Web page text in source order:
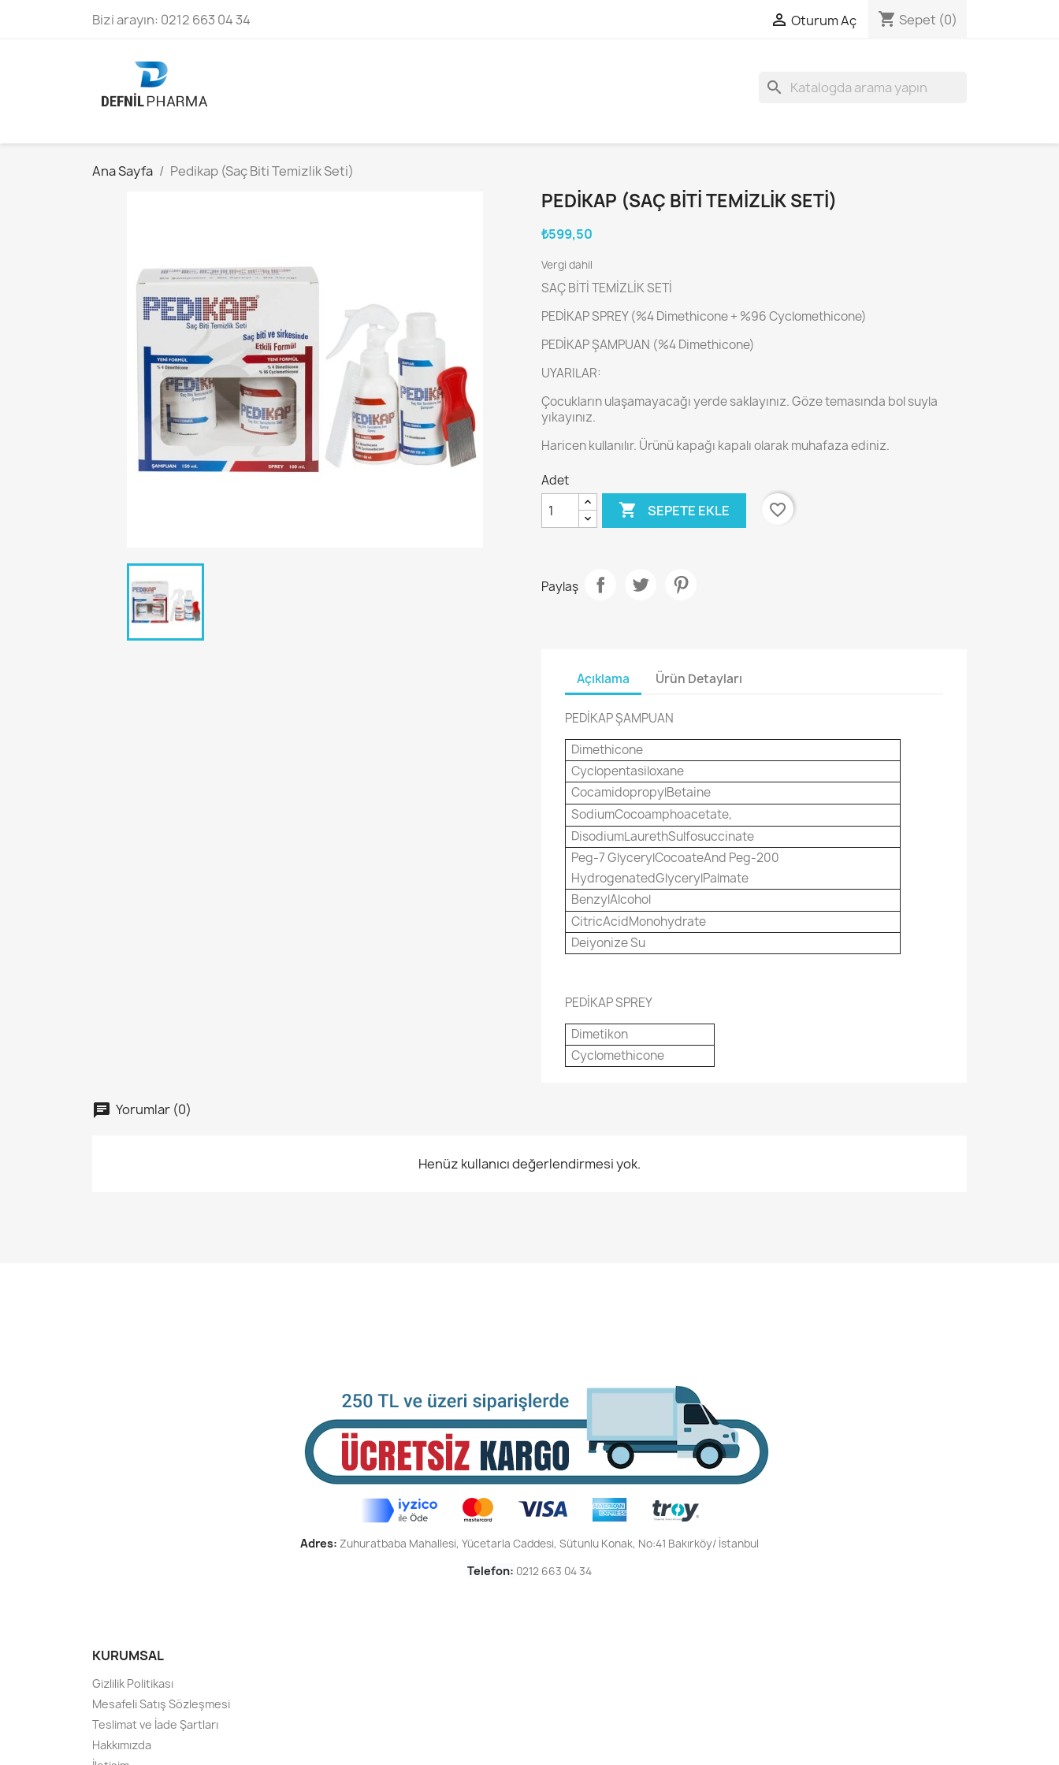
Tek Tıkla Ödeme Kolaylığı
Bizi arayın: 0212 663 04 34  Oturum Aç shopping_cart Sepet (0)
search
Ana Sayfa Pedikap (Saç Biti Temizlik Seti)
PEDIKAP (SAÇ BITI TEMIZLIK SETI)
₺599,50
Vergi dahil
SAÇ BİTİ TEMİZLİK SETİ
PEDİKAP SPREY (%4 Dimethicone + %96 Cyclomethicone)
PEDİKAP ŞAMPUAN (%4 Dimethicone)
UYARILAR:
Çocukların ulaşamayacağı yerde saklayınız. Göze temasında bol suyla
yıkayınız.
Haricen kullanılır. Ürünü kapağı kapalı olarak muhafaza ediniz.
Adet
 SEPETE EKLE favorite_border
Paylaş
Açıklama Ürün Detayları
PEDİKAP ŞAMPUAN
Dimethicone
Cyclopentasiloxane
CocamidopropylBetaine
SodiumCocoamphoacetate,
DisodiumLaurethSulfosuccinate
Peg-7 GlycerylCocoateAnd Peg-200
HydrogenatedGlycerylPalmate
BenzylAlcohol
CitricAcidMonohydrate
Deiyonize Su
PEDİKAP SPREY
Dimetikon
Cyclomethicone
Yorumlar (0)
Henüz kullanıcı değerlendirmesi yok.
Adres: Zuhuratbaba Mahallesi, Yücetarla Caddesi, Sütunlu Konak, No:41 Bakırköy/ İstanbul
Telefon: 0212 663 04 34
KURUMSAL
Gizlilik Politikası
Mesafeli Satış Sözleşmesi
Teslimat ve İade Şartları
Hakkımızda